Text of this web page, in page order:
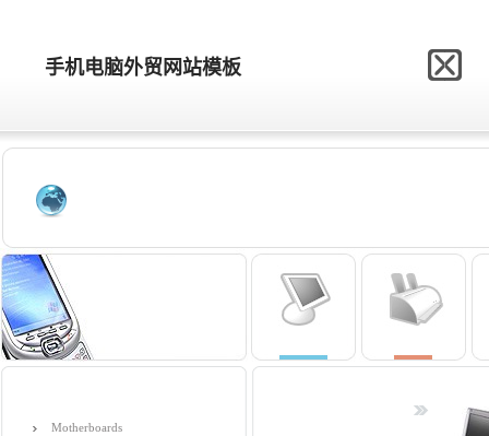
网站模板制作网
手机电脑外贸网站模板
手机电脑外贸网站模板